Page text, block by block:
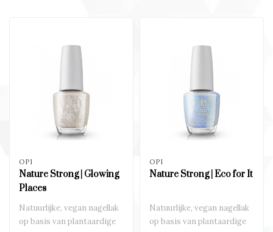
OPI
Nature Strong | Glowing
Places
Natuurlijke, vegan nagellak
op basis van plantaardige
OPI
Nature Strong | Eco for It
Natuurlijke, vegan nagellak
op basis van plantaardige